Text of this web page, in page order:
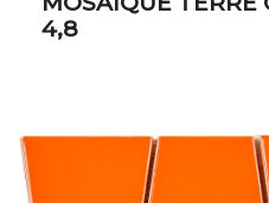
4,8